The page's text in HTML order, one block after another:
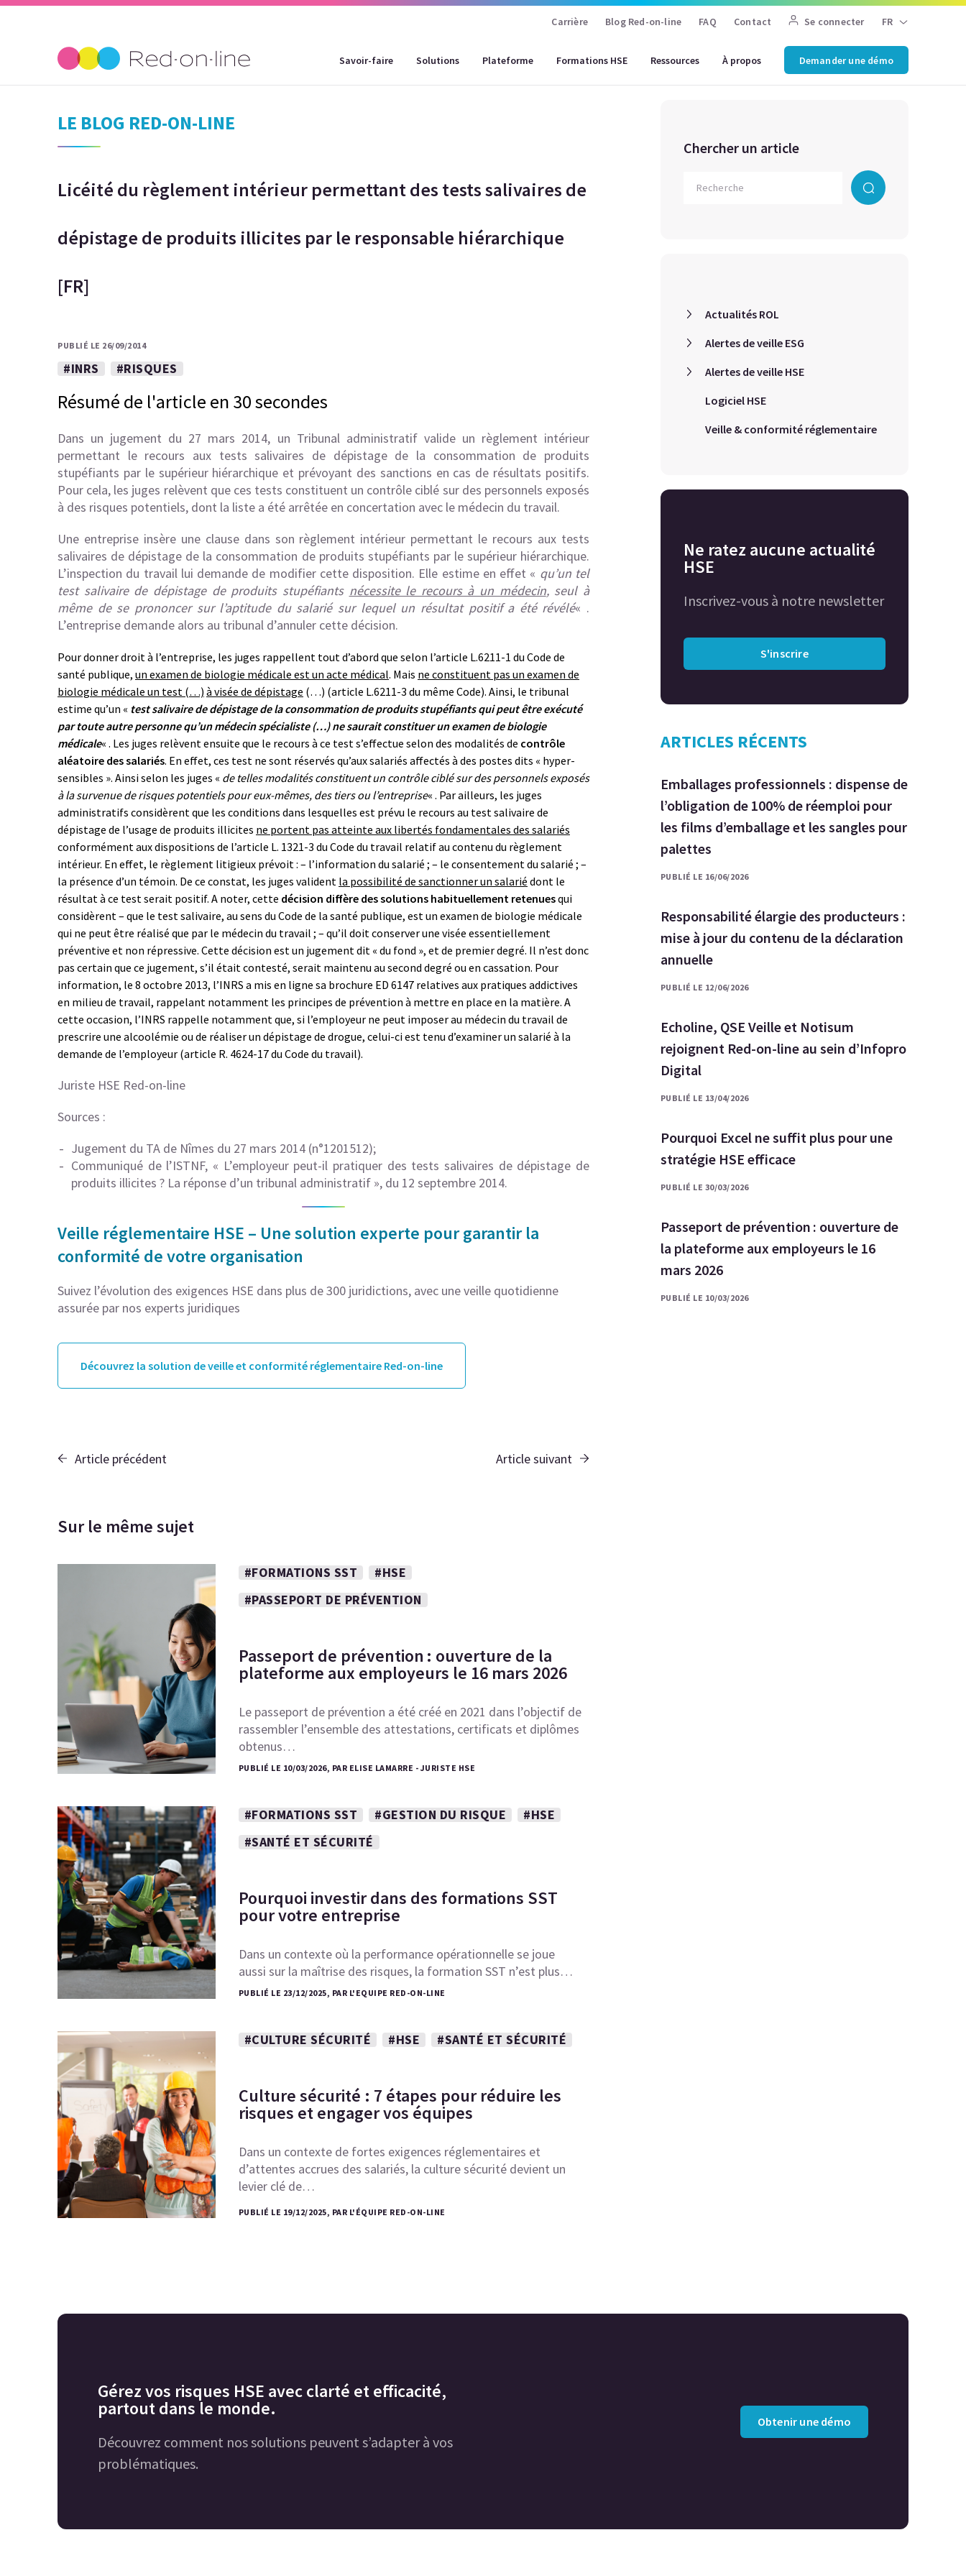
Carrière Blog Red-on-line FAQ Contact Se connecter FR
Savoir-faire Solutions Plateforme Formations HSE Ressources À propos Demander une démo
LE BLOG RED-ON-LINE
Licéité du règlement intérieur permettant des tests salivaires de
dépistage de produits illicites par le responsable hiérarchique
[FR]
PUBLIÉ LE 26/09/2014
#INRS #RISQUES
Résumé de l'article en 30 secondes
Dans un jugement du 27 mars 2014, un Tribunal administratif valide un règlement intérieur
permettant le recours aux tests salivaires de dépistage de la consommation de produits
stupéfiants par le supérieur hiérarchique et prévoyant des sanctions en cas de résultats positifs.
Pour cela, les juges relèvent que ces tests constituent un contrôle ciblé sur des personnels exposés
à des risques potentiels, dont la liste a été arrêtée en concertation avec le médecin du travail.
Une entreprise insère une clause dans son règlement intérieur permettant le recours aux tests
salivaires de dépistage de la consommation de produits stupéfiants par le supérieur hiérarchique.
L’inspection du travail lui demande de modifier cette disposition. Elle estime en effet « qu’un tel
test salivaire de dépistage de produits stupéfiants nécessite le recours à un médecin, seul à
même de se prononcer sur l’aptitude du salarié sur lequel un résultat positif a été révélé« .
L’entreprise demande alors au tribunal d’annuler cette décision.
Pour donner droit à l’entreprise, les juges rappellent tout d’abord que selon l’article L.6211-1 du Code de
santé publique, un examen de biologie médicale est un acte médical. Mais ne constituent pas un examen de
biologie médicale un test (…) à visée de dépistage (…) (article L.6211-3 du même Code). Ainsi, le tribunal
estime qu’un « test salivaire de dépistage de la consommation de produits stupéfiants qui peut être exécuté
par toute autre personne qu’un médecin spécialiste (…) ne saurait constituer un examen de biologie
médicale« . Les juges relèvent ensuite que le recours à ce test s’effectue selon des modalités de contrôle
aléatoire des salariés. En effet, ces test ne sont réservés qu’aux salariés affectés à des postes dits « hyper-
sensibles ». Ainsi selon les juges « de telles modalités constituent un contrôle ciblé sur des personnels exposés
à la survenue de risques potentiels pour eux-mêmes, des tiers ou l’entreprise« . Par ailleurs, les juges
administratifs considèrent que les conditions dans lesquelles est prévu le recours au test salivaire de
dépistage de l’usage de produits illicites ne portent pas atteinte aux libertés fondamentales des salariés
conformément aux dispositions de l’article L. 1321-3 du Code du travail relatif au contenu du règlement
intérieur. En effet, le règlement litigieux prévoit : – l’information du salarié ; – le consentement du salarié ; –
la présence d’un témoin. De ce constat, les juges valident la possibilité de sanctionner un salarié dont le
résultat à ce test serait positif. A noter, cette décision diffère des solutions habituellement retenuesqui
considèrent – que le test salivaire, au sens du Code de la santé publique, est un examen de biologie médicale
qui ne peut être réalisé que par le médecin du travail ; – qu’il doit conserver une visée essentiellement
préventive et non répressive. Cette décision est un jugement dit « du fond », et de premier degré. Il n’est donc
pas certain que ce jugement, s’il était contesté, serait maintenu au second degré ou en cassation. Pour
information, le 8 octobre 2013, l’INRS a mis en ligne sa brochure ED 6147 relatives aux pratiques addictives
en milieu de travail, rappelant notamment les principes de prévention à mettre en place en la matière. A
cette occasion, l’INRS rappelle notamment que, si l’employeur ne peut imposer au médecin du travail de
prescrire une alcoolémie ou de réaliser un dépistage de drogue, celui-ci est tenu d’examiner un salarié à la
demande de l’employeur (article R. 4624-17 du Code du travail).
Juriste HSE Red-on-line
Sources :
Jugement du TA de Nîmes du 27 mars 2014 (n°1201512);
Communiqué de l’ISTNF, « L’employeur peut-il pratiquer des tests salivaires de dépistage de
produits illicites ? La réponse d’un tribunal administratif », du 12 septembre 2014.
Veille réglementaire HSE – Une solution experte pour garantir la
conformité de votre organisation
Suivez l’évolution des exigences HSE dans plus de 300 juridictions, avec une veille quotidienne
assurée par nos experts juridiques
Découvrez la solution de veille et conformité réglementaire Red-on-line
Article précédent Article suivant
Sur le même sujet
#FORMATIONS SST
#HSE
#PASSEPORT DE PRÉVENTION
Passeport de prévention : ouverture de la
plateforme aux employeurs le 16 mars 2026
Le passeport de prévention a été créé en 2021 dans l’objectif de
rassembler l’ensemble des attestations, certificats et diplômes
obtenus…
PUBLIÉ LE 10/03/2026, PAR ELISE LAMARRE - JURISTE HSE
#FORMATIONS SST #GESTION DU RISQUE
#HSE
#SANTÉ ET SÉCURITÉ
Pourquoi investir dans des formations SST
pour votre entreprise
Dans un contexte où la performance opérationnelle se joue
aussi sur la maîtrise des risques, la formation SST n’est plus…
PUBLIÉ LE 23/12/2025, PAR L'EQUIPE RED-ON-LINE
#CULTURE SÉCURITÉ #HSE #SANTÉ ET SÉCURITÉ
Culture sécurité : 7 étapes pour réduire les
risques et engager vos équipes
Dans un contexte de fortes exigences réglementaires et
d’attentes accrues des salariés, la culture sécurité devient un
levier clé de…
PUBLIÉ LE 19/12/2025, PAR L'ÉQUIPE RED-ON-LINE
Chercher un article
Actualités ROL
Alertes de veille ESG
Alertes de veille HSE
Logiciel HSE
Veille & conformité réglementaire
Ne ratez aucune actualité
HSE
Inscrivez-vous à notre newsletter
S'inscrire
ARTICLES RÉCENTS
Emballages professionnels : dispense de
l’obligation de 100% de réemploi pour
les films d’emballage et les sangles pour
palettes
PUBLIÉ LE 16/06/2026
Responsabilité élargie des producteurs :
mise à jour du contenu de la déclaration
annuelle
PUBLIÉ LE 12/06/2026
Echoline, QSE Veille et Notisum
rejoignent Red-on-line au sein d’Infopro
Digital
PUBLIÉ LE 13/04/2026
Pourquoi Excel ne suffit plus pour une
stratégie HSE efficace
PUBLIÉ LE 30/03/2026
Passeport de prévention : ouverture de
la plateforme aux employeurs le 16
mars 2026
PUBLIÉ LE 10/03/2026
Gérez vos risques HSE avec clarté et efficacité,
partout dans le monde.
Découvrez comment nos solutions peuvent s’adapter à vos
problématiques.
Obtenir une démo